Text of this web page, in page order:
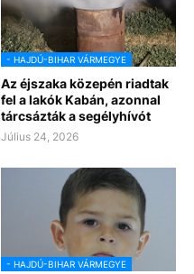
- HAJDÚ-BIHAR VÁRMEGYE
Az éjszaka közepén riadtak
fel a lakók Kabán, azonnal
tárcsázták a segélyhívót
Július 24, 2026
- HAJDÚ-BIHAR VÁRMEGYE